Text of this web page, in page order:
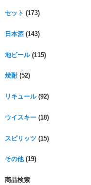
セット (173)
日本酒 (143)
地ビール(115)
焼酎(52)
リキュール(92)
ウイスキー (18)
スピリッツ (15)
その他(19)
商品検索